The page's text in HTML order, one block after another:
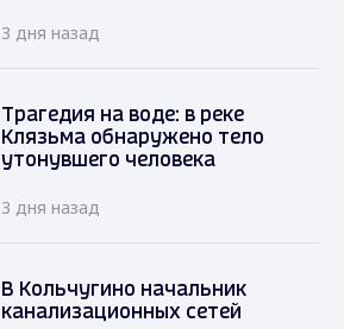
3 дня назад
Трагедия на воде: в реке
Клязьма обнаружено тело
утонувшего человека
3 дня назад
В Кольчугино начальник
канализационных сетей